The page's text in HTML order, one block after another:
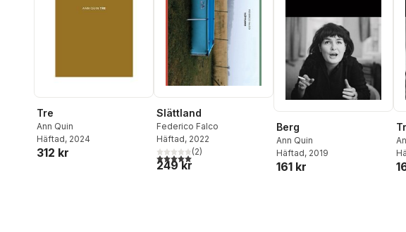
Tre
Ann Quin
Häftad, 2024
312 kr
Slättland
Federico Falco
Häftad, 2022
5,0utav 5 stjärnor. Totalt antal röster:
(2)
249 kr
Berg
Ann Quin
Häftad, 2019
161 kr